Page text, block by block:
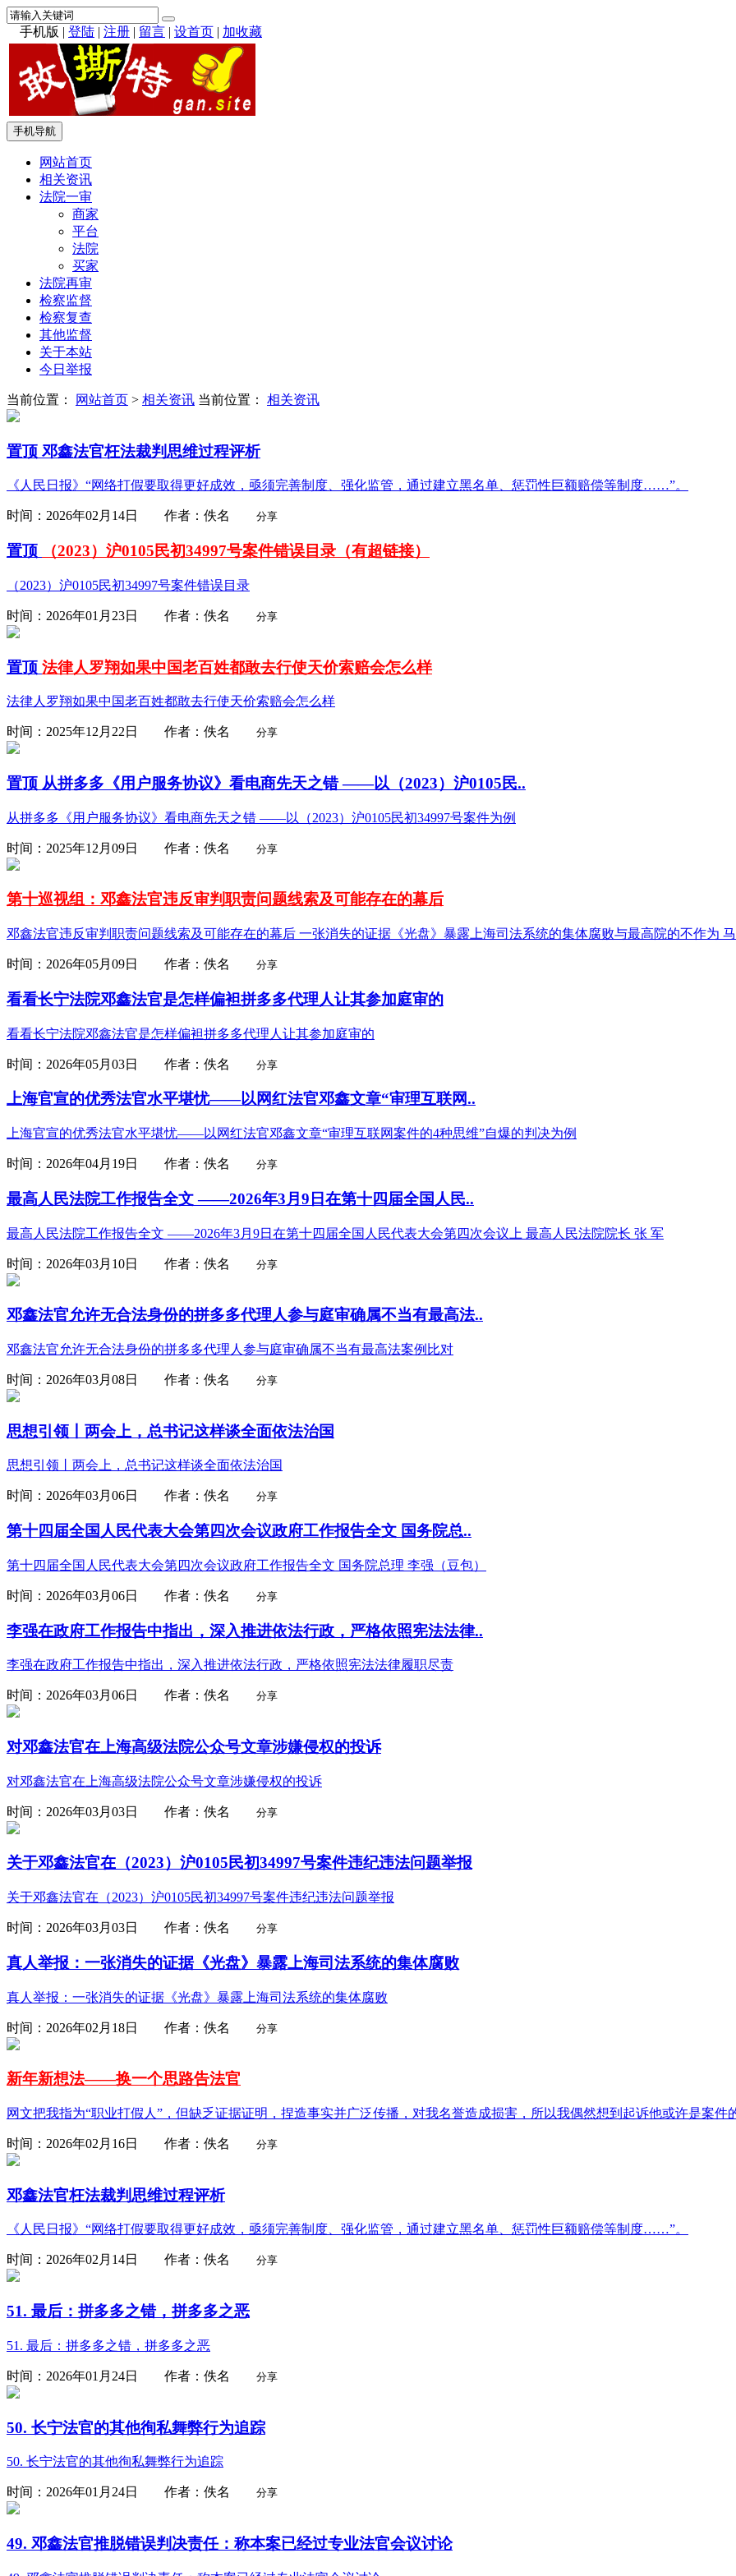
手机版 | 登陆 | 注册 | 留言 | 设首页 | 加收藏
手机导航
网站首页
相关资讯
法院一审
商家
平台
法院
买家
法院再审
检察监督
检察复查
其他监督
关于本站
今日举报
当前位置： 网站首页 > 相关资讯 当前位置： 相关资讯
置顶 邓鑫法官枉法裁判思维过程评析
《人民日报》“网络打假要取得更好成效，亟须完善制度、强化监管，通过建立黑名单、惩罚性巨额赔偿等制度……”。
时间：2026年02月14日 作者：佚名 分享
置顶 （2023）沪0105民初34997号案件错误目录（有超链接）
（2023）沪0105民初34997号案件错误目录
时间：2026年01月23日 作者：佚名 分享
置顶 法律人罗翔如果中国老百姓都敢去行使天价索赔会怎么样
法律人罗翔如果中国老百姓都敢去行使天价索赔会怎么样
时间：2025年12月22日 作者：佚名 分享
置顶 从拼多多《用户服务协议》看电商先天之错 ——以（2023）沪0105民..
从拼多多《用户服务协议》看电商先天之错 ——以（2023）沪0105民初34997号案件为例
时间：2025年12月09日 作者：佚名 分享
第十巡视组：邓鑫法官违反审判职责问题线索及可能存在的幕后
邓鑫法官违反审判职责问题线索及可能存在的幕后 一张消失的证据《光盘》暴露上海司法系统的集体腐败与最高院的不作为
时间：2026年05月09日 作者：佚名 分享
看看长宁法院邓鑫法官是怎样偏袒拼多多代理人让其参加庭审的
看看长宁法院邓鑫法官是怎样偏袒拼多多代理人让其参加庭审的
时间：2026年05月03日 作者：佚名 分享
上海官宣的优秀法官水平堪忧——以网红法官邓鑫文章“审理互联网..
上海官宣的优秀法官水平堪忧——以网红法官邓鑫文章“审理互联网案件的4种思维”自爆的判决为例
时间：2026年04月19日 作者：佚名 分享
最高人民法院工作报告全文 ——2026年3月9日在第十四届全国人民..
最高人民法院工作报告全文 ——2026年3月9日在第十四届全国人民代表大会第四次会议上 最高人民法院院长 张 军
时间：2026年03月10日 作者：佚名 分享
邓鑫法官允许无合法身份的拼多多代理人参与庭审确属不当有最高法..
邓鑫法官允许无合法身份的拼多多代理人参与庭审确属不当有最高法案例比对
时间：2026年03月08日 作者：佚名 分享
思想引领丨两会上，总书记这样谈全面依法治国
思想引领丨两会上，总书记这样谈全面依法治国
时间：2026年03月06日 作者：佚名 分享
第十四届全国人民代表大会第四次会议政府工作报告全文 国务院总..
第十四届全国人民代表大会第四次会议政府工作报告全文 国务院总理 李强（豆包）
时间：2026年03月06日 作者：佚名 分享
李强在政府工作报告中指出，深入推进依法行政，严格依照宪法法律..
李强在政府工作报告中指出，深入推进依法行政，严格依照宪法法律履职尽责
时间：2026年03月06日 作者：佚名 分享
对邓鑫法官在上海高级法院公众号文章涉嫌侵权的投诉
对邓鑫法官在上海高级法院公众号文章涉嫌侵权的投诉
时间：2026年03月03日 作者：佚名 分享
关于邓鑫法官在（2023）沪0105民初34997号案件违纪违法问题举报
关于邓鑫法官在（2023）沪0105民初34997号案件违纪违法问题举报
时间：2026年03月03日 作者：佚名 分享
真人举报：一张消失的证据《光盘》暴露上海司法系统的集体腐败
真人举报：一张消失的证据《光盘》暴露上海司法系统的集体腐败
时间：2026年02月18日 作者：佚名 分享
新年新想法——换一个思路告法官
网文把我指为“职业打假人”，但缺乏证据证明，捏造事实并广泛传播，对我名誉造成损害，所以我偶然想到起诉他或许是案件
时间：2026年02月16日 作者：佚名 分享
邓鑫法官枉法裁判思维过程评析
《人民日报》“网络打假要取得更好成效，亟须完善制度、强化监管，通过建立黑名单、惩罚性巨额赔偿等制度……”。
时间：2026年02月14日 作者：佚名 分享
51. 最后：拼多多之错，拼多多之恶
51. 最后：拼多多之错，拼多多之恶
时间：2026年01月24日 作者：佚名 分享
50. 长宁法官的其他徇私舞弊行为追踪
50. 长宁法官的其他徇私舞弊行为追踪
时间：2026年01月24日 作者：佚名 分享
49. 邓鑫法官推脱错误判决责任：称本案已经过专业法官会议讨论